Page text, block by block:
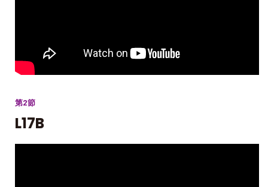
第2節
L17B